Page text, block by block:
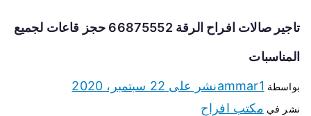
تاجير صالات افراح الرقة 66875552 حجز قاعات لجميع
المناسبات
بواسطة ammar1نشر على 22 سبتمبر، 2020
نشر في مكتب افراح